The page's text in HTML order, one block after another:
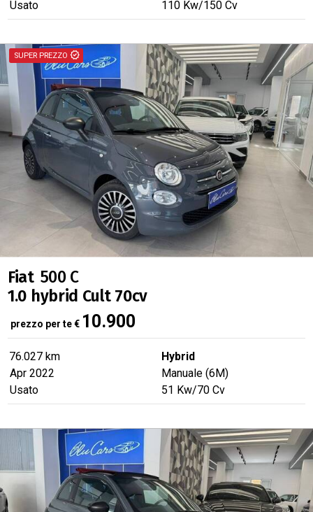
Usato 110 Kw/150 Cv
Fiat 500 C
1.0 hybrid Cult 70cv
prezzo per te€ 10.900
76.027 km
Hybrid
Apr 2022
Manuale (6M)
Usato
51 Kw/70 Cv